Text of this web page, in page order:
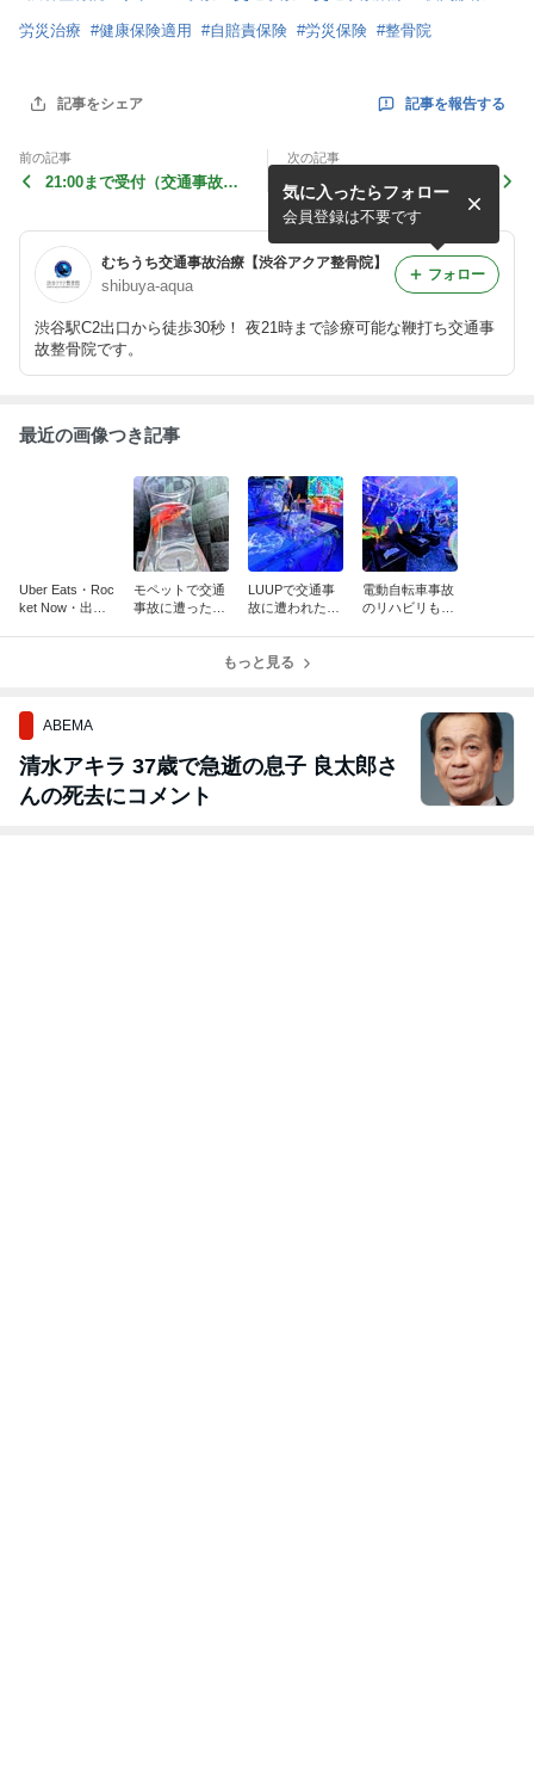
労災治療 #健康保険適用 #自賠責保険 #労災保険 #整骨院
記事をシェア 記事を報告する
前の記事
21:00まで受付（交通事故患
療・リハビ
次の記事
***渋谷アクア整骨院***渋谷
駅から徒歩30秒**夜2１時ま
で受付!
むちうち交通事故治療【渋谷アクア整骨院】
shibuya-aqua
渋谷駅C2出口から徒歩30秒！ 夜21時まで診療可能な鞭打ち交通事
故整骨院です。
気に入ったらフォロー
会員登録は不要です
フォロー
最近の画像つき記事
Uber Eats・Roc
ket Now・出前
モペットで交通
事故に遭った際
LUUPで交通事
故に遭われた方
に大きく影響し
電動自転車事故
のリハビリも当
もっと見る
ABEMA
清水アキラ 37歳で急逝の息子 良太郎さ
んの死去にコメント